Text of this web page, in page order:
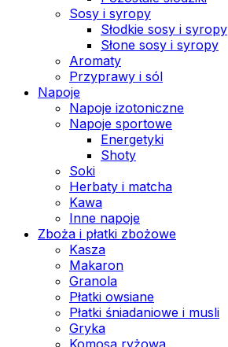
Sosy i syropy
Słodkie sosy i syropy
Słone sosy i syropy
Aromaty
Przyprawy i sól
Napoje
Napoje izotoniczne
Napoje sportowe
Energetyki
Shoty
Soki
Herbaty i matcha
Kawa
Inne napoje
Zboża i płatki zbożowe
Kasza
Makaron
Granola
Płatki owsiane
Płatki śniadaniowe i musli
Gryka
Komosa ryżowa